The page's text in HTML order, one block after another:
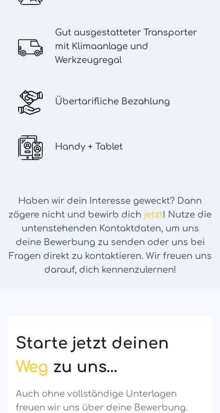
Gut ausgestatteter Transporter
mit Klimaanlage und
Werkzeugregal
Übertarifliche Bezahlung
Handy + Tablet
Haben wir dein Interesse geweckt? Dann
zögere nicht und bewirb dich jetzt! Nutze die
untenstehenden Kontaktdaten, um uns
deine Bewerbung zu senden oder uns bei
Fragen direkt zu kontaktieren. Wir freuen uns
darauf, dich kennenzulernen!
Starte jetzt deinen
Weg zu uns…
Auch ohne vollständige Unterlagen
freuen wir uns über deine Bewerbung.